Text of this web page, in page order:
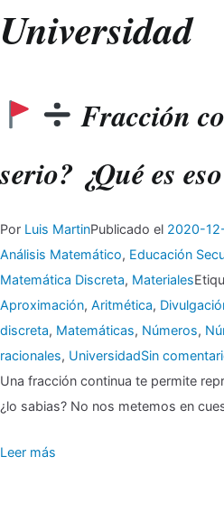
Universidad
Fracción
serio? ¿Qué es
Por Luis MartinPublicado el 2020-
Análisis Matemático, Educación
Matemática Discreta, Materiales
Aproximación, Aritmética,
discreta, Matemáticas, Números,
racionales, UniversidadSin
Una fracción continua te permite
¿lo sabias? No nos metemos en
Leer más